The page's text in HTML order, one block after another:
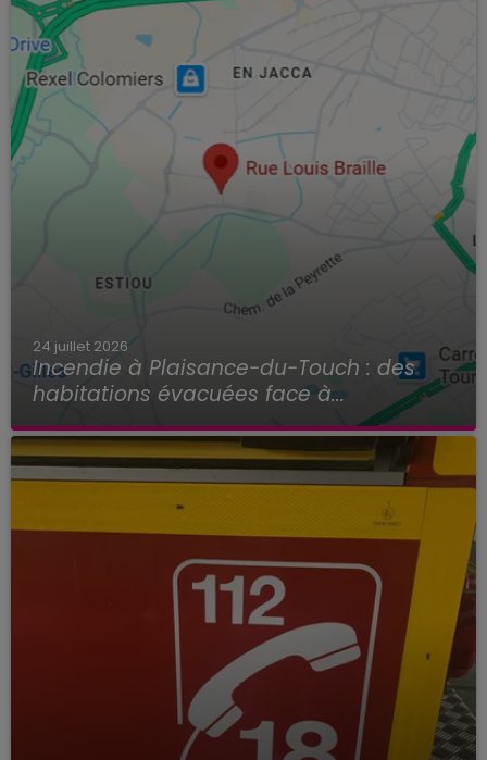
24 juillet 2026
Incendie à Plaisance-du-Touch : des
habitations évacuées face à...